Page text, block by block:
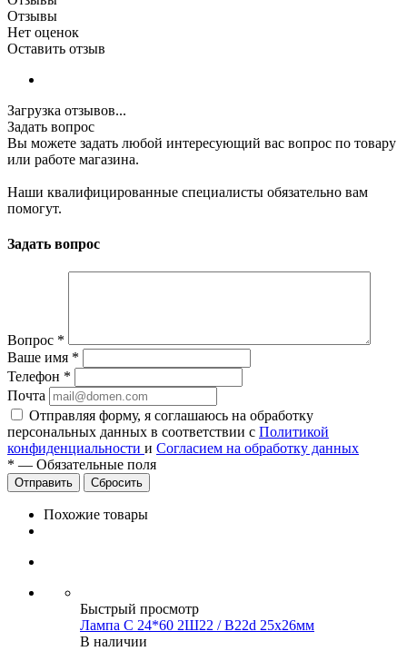
Отзывы
Нет оценок
Оставить отзыв
Загрузка отзывов...
Задать вопрос
Вы можете задать любой интересующий вас вопрос по товару
или работе магазина.
Наши квалифицированные специалисты обязательно вам
помогут.
Задать вопрос
Вопрос *
Ваше имя *
Телефон *
Почта
Отправляя форму, я соглашаюсь на обработку
персональных данных в соответствии с Политикой
конфиденциальности и Согласием на обработку данных
* — Обязательные поля
Сбросить
Похожие товары
Быстрый просмотр
Лампа С 24*60 2Ш22 / B22d 25х26мм
В наличии